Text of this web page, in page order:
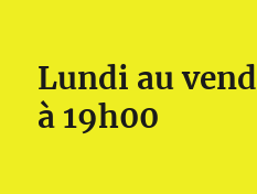
Lundi au
à 19h00